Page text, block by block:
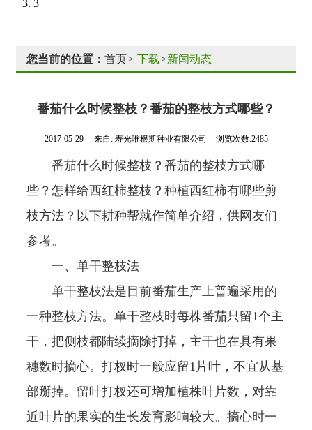
3
您当前的位置： 首页> 下载>新闻动态
番茄什么时候整枝？番茄的整枝方式哪些？
2017-05-29 来自: 寿光唯根斯种业有限公司 浏览次数:2485
番茄什么时候整枝？番茄的整枝方式哪
些？怎样给西红柿整枝？种植西红柿有哪些剪
枝方法？以下耕种帮就作简单介绍，供网友们
参考。
一、单干整枝法
单干整枝法是目前番茄生产上普遍采用的
一种整枝方法。单干整枝时每株番茄只留1个主
干，把侧枝都陆续摘除打掉，主干也在具有果
穗数时摘心。打杈时一般应留1片叶，不宜从基
部掰掉。留叶打杈还可增加植株叶片数，对靠
近叶片的果实的生长发育影响较大。摘心时一